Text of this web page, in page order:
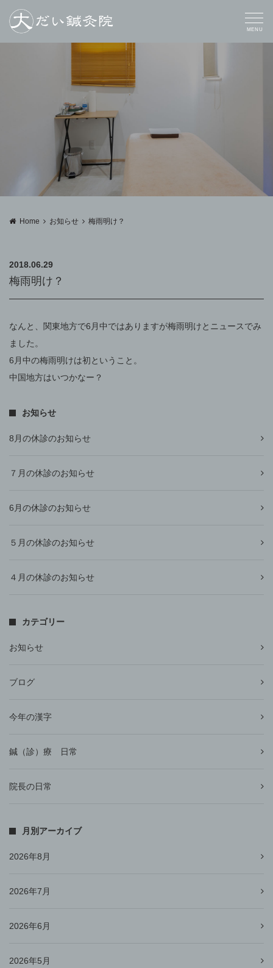
MENU
Home お知らせ 梅雨明け？
2018.06.29
梅雨明け？
なんと、関東地方で6月中ではありますが梅雨明けとニュースでみ
ました。
6月中の梅雨明けは初ということ。
中国地方はいつかなー？
お知らせ
8月の休診のお知らせ
７月の休診のお知らせ
6月の休診のお知らせ
５月の休診のお知らせ
４月の休診のお知らせ
カテゴリー
お知らせ
ブログ
今年の漢字
鍼（診）療 日常
院長の日常
月別アーカイブ
2026年8月
2026年7月
2026年6月
2026年5月